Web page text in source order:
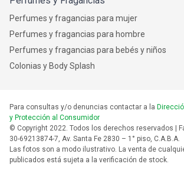
Perfumes y fragancias para mujer
Perfumes y fragancias para hombre
Perfumes y fragancias para bebés y niños
Colonias y Body Splash
Para consultas y/o denuncias contactar a la
y Protección al Consumidor
© Copyright 2022. Todos los derechos reservados |
30-69213874-7, Av. Santa Fe 2830 – 1° piso, C.A.B.A.
Las fotos son a modo ilustrativo. La venta de
publicados está sujeta a la verificación de stock.